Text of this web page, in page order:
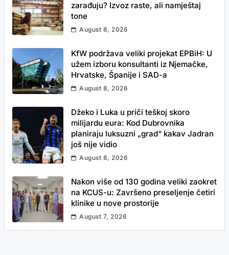
zarađuju? Izvoz raste, ali namještaj
tone
August 8, 2026
KfW podržava veliki projekat EPBiH: U
užem izboru konsultanti iz Njemačke,
Hrvatske, Španije i SAD-a
August 8, 2026
Džeko i Luka u priči teškoj skoro
milijardu eura: Kod Dubrovnika
planiraju luksuzni „grad“ kakav Jadran
još nije vidio
August 8, 2026
Nakon više od 130 godina veliki zaokret
na KCUS-u: Završeno preseljenje četiri
klinike u nove prostorije
August 7, 2026